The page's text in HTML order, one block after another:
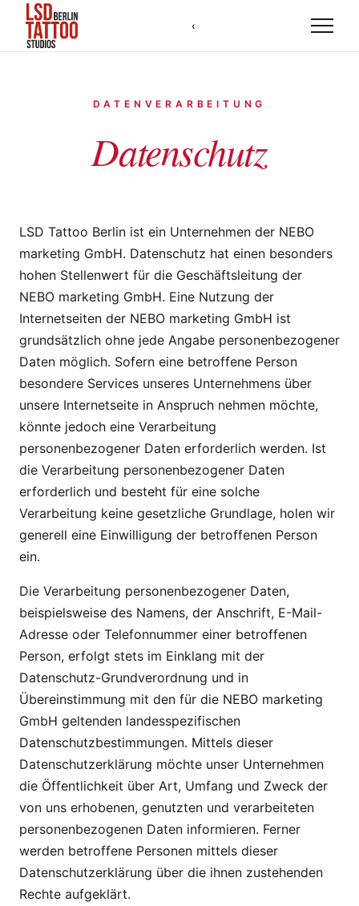
‹
Künstler
Studios
Loyalty
Journal
Shop
DATENVERARBEITUNG
Datenschutz
LSD Tattoo Berlin ist ein Unternehmen der NEBO
marketing GmbH. Datenschutz hat einen besonders
hohen Stellenwert für die Geschäftsleitung der
NEBO marketing GmbH. Eine Nutzung der
Internetseiten der NEBO marketing GmbH ist
grundsätzlich ohne jede Angabe personenbezogener
Daten möglich. Sofern eine betroffene Person
besondere Services unseres Unternehmens über
unsere Internetseite in Anspruch nehmen möchte,
könnte jedoch eine Verarbeitung
personenbezogener Daten erforderlich werden. Ist
die Verarbeitung personenbezogener Daten
erforderlich und besteht für eine solche
Verarbeitung keine gesetzliche Grundlage, holen wir
generell eine Einwilligung der betroffenen Person
ein.
Die Verarbeitung personenbezogener Daten,
beispielsweise des Namens, der Anschrift, E-Mail-
Adresse oder Telefonnummer einer betroffenen
Person, erfolgt stets im Einklang mit der
Datenschutz-Grundverordnung und in
Übereinstimmung mit den für die NEBO marketing
GmbH geltenden landesspezifischen
Datenschutzbestimmungen. Mittels dieser
Datenschutzerklärung möchte unser Unternehmen
die Öffentlichkeit über Art, Umfang und Zweck der
von uns erhobenen, genutzten und verarbeiteten
personenbezogenen Daten informieren. Ferner
werden betroffene Personen mittels dieser
Datenschutzerklärung über die ihnen zustehenden
Rechte aufgeklärt.